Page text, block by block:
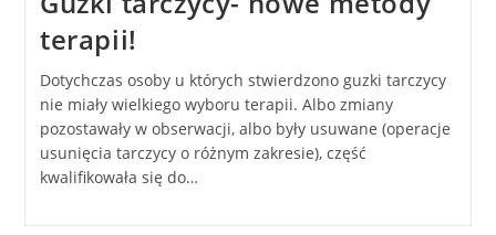
terapii!
Dotychczas osoby u których stwierdzono guzki tarczycy
nie miały wielkiego wyboru terapii. Albo zmiany
pozostawały w obserwacji, albo były usuwane (operacje
usunięcia tarczycy o różnym zakresie), część
kwalifikowała się do…